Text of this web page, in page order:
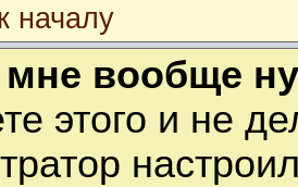
началу
вообще
этого и не